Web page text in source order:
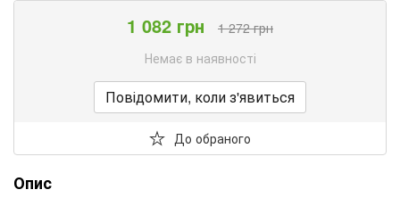
1 082 грн
1 272 грн
Немає в наявності
Повідомити, коли з'явиться
До обраного
Опис